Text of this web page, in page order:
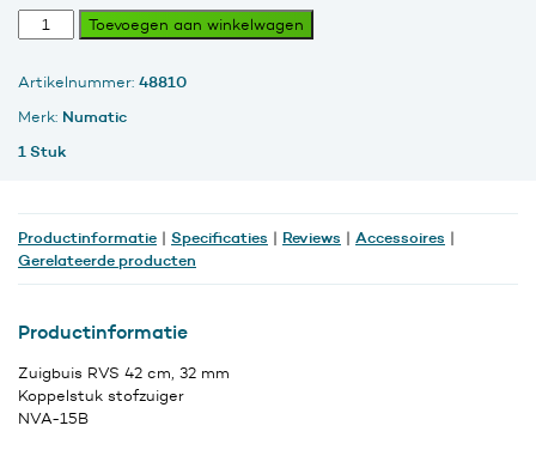
Zuigbuis
voor
RVS
recht
cm,
15B
aantal
Toevoegen aan winkelwagen
Artikelnummer: 48810
Merk: Numatic
1 Stuk
Productinformatie | Specificaties | Reviews | Accessoires |
Gerelateerde producten
Productinformatie
Zuigbuis RVS 42 cm, 32 mm
Koppelstuk stofzuiger
NVA-15B